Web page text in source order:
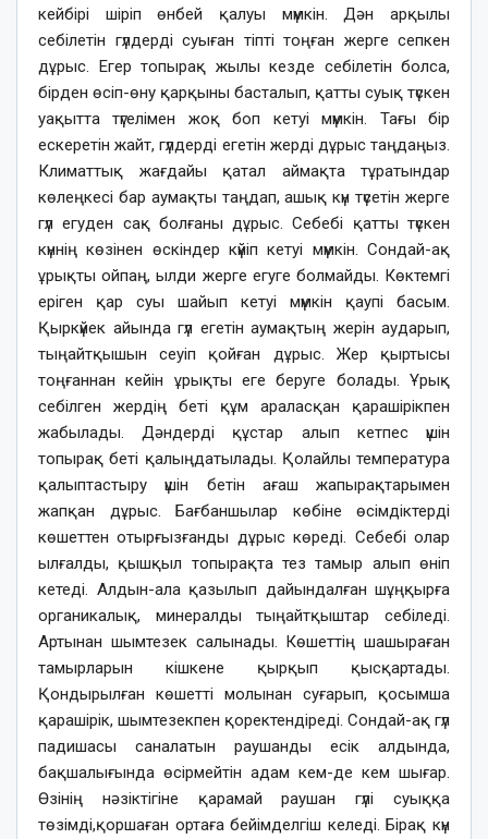
кейбірі шіріп өнбей қалуы мүмкін. Дән арқылы
себілетін гүлдерді суыған тіпті тоңған жерге сепкен
дұрыс. Егер топырақ жылы кезде себілетін болса,
бірден өсіп-өну қарқыны басталып, қатты суық түскен
уақытта түгелімен жоқ боп кетуі мүмкін. Тағы бір
ескеретін жайт, гүлдерді егетін жерді дұрыс таңдаңыз.
Климаттық жағдайы қатал аймақта тұратындар
көлеңкесі бар аумақты таңдап, ашық күн түсетін жерге
гүл егуден сақ болғаны дұрыс. Себебі қатты түскен
күннің көзінен өскіндер күйіп кетуі мүмкін. Сондай-ақ
ұрықты ойпаң, ылди жерге егуге болмайды. Көктемгі
еріген қар суы шайып кетуі мүмкін қаупі басым.
Қыркүйек айында гүл егетін аумақтың жерін аударып,
тыңайтқышын сеуіп қойған дұрыс. Жер қыртысы
тоңғаннан кейін ұрықты еге беруге болады. Ұрық
себілген жердің беті құм араласқан қарашірікпен
жабылады. Дәндерді құстар алып кетпес үшін
топырақ беті қалыңдатылады. Қолайлы температура
қалыптастыру үшін бетін ағаш жапырақтарымен
жапқан дұрыс. Бағбаншылар көбіне өсімдіктерді
көшеттен отырғызғанды дұрыс көреді. Себебі олар
ылғалды, қышқыл топырақта тез тамыр алып өніп
кетеді. Алдын-ала қазылып дайындалған шұңқырға
органикалық, минералды тыңайтқыштар себіледі.
Артынан шымтезек салынады. Көшеттің шашыраған
тамырларын кішкене қырқып қысқартады.
Қондырылған көшетті молынан суғарып, қосымша
қарашірік, шымтезекпен қоректендіреді. Сондай-ақ гүл
падишасы саналатын раушанды есік алдында,
бақшалығында өсірмейтін адам кем-де кем шығар.
Өзінің нәзіктігіне қарамай раушан гүлі суыққа
төзімді,қоршаған ортаға бейімделгіш келеді. Бірақ күн